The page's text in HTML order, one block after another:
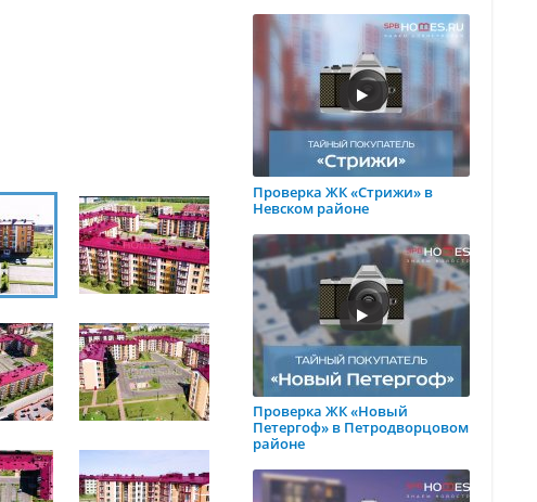
Проверка ЖК «Стрижи» в
Невском районе
Проверка ЖК «Новый
Петергоф» в Петродворцовом
районе